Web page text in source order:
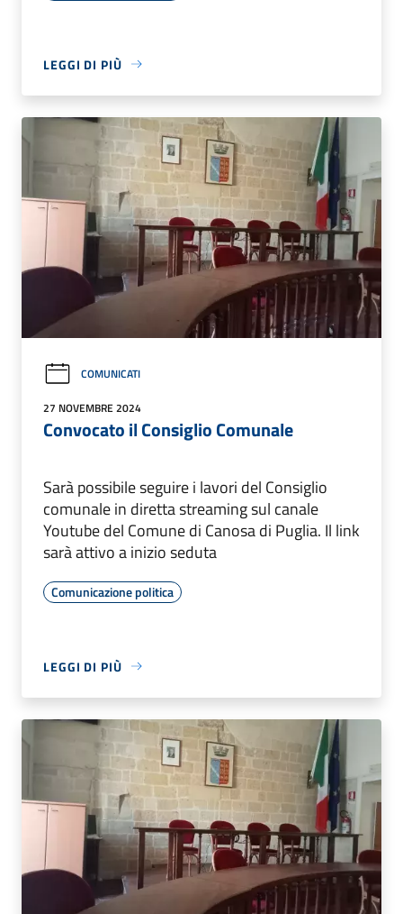
LEGGI DI PIÙ
COMUNICATI
27 NOVEMBRE 2024
Convocato il Consiglio Comunale
Sarà possibile seguire i lavori del Consiglio
comunale in diretta streaming sul canale
Youtube del Comune di Canosa di Puglia. Il link
sarà attivo a inizio seduta
Comunicazione politica
LEGGI DI PIÙ